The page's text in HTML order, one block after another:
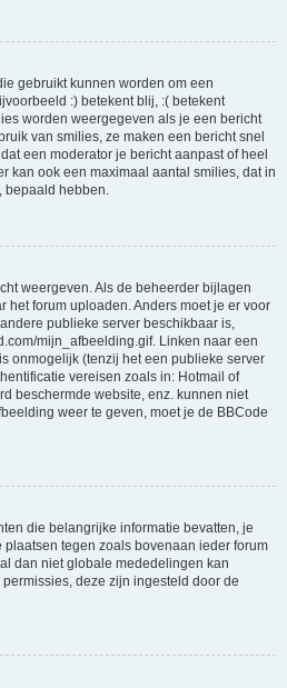
gebruikt kunnen worden om een
:) betekent blij, :( betekent
worden weergegeven als je een bericht
van smilies, ze maken een bericht snel
een moderator je bericht aanpast of heel
kan ook een maximaal aantal smilies, dat in
bepaald hebben.
weergeven. Als de beheerder bijlagen
het forum uploaden. Anders moet je er voor
publieke server beschikbaar is,
mijn_afbeelding.gif. Linken naar een
onmogelijk (tenzij het een publieke server
vereisen zoals in: Hotmail of
beschermde website, enz. kunnen niet
weer te geven, moet je de BBCode
die belangrijke informatie bevatten, je
plaatsen tegen zoals bovenaan ieder forum
dan niet globale mededelingen kan
deze zijn ingesteld door de